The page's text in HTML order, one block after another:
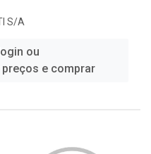
S/A
ou
e comprar